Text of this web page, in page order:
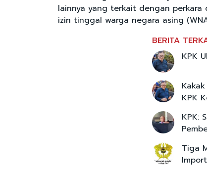
lainnya yang terkait dengan
izin tinggal warga negara asing
BERITA
KPK
KPK
KPK:
Tiga